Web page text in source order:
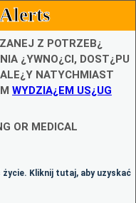
Z POTRZEB¿
¿YWNO¿CI, DOST¿PU
NATYCHMIAST
WYDZIA¿EM US¿UG
OR MEDICAL
Kliknij tutaj, aby uzyskać